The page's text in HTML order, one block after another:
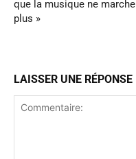
que la musique ne marche
plus »
LAISSER UNE RÉPONSE